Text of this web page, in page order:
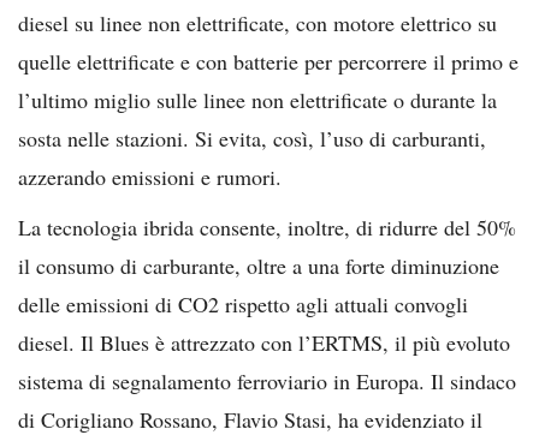
diesel su linee non elettrificate, con motore elettrico su
quelle elettrificate e con batterie per percorrere il primo e
l’ultimo miglio sulle linee non elettrificate o durante la
sosta nelle stazioni. Si evita, così, l’uso di carburanti,
azzerando emissioni e rumori.
La tecnologia ibrida consente, inoltre, di ridurre del 50%
il consumo di carburante, oltre a una forte diminuzione
delle emissioni di CO2 rispetto agli attuali convogli
diesel. Il Blues è attrezzato con l’ERTMS, il più evoluto
sistema di segnalamento ferroviario in Europa. Il sindaco
di Corigliano Rossano, Flavio Stasi, ha evidenziato il